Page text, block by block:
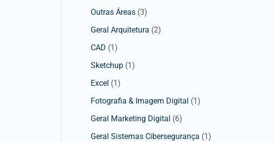
Outras Áreas (3)
Geral Arquitetura (2)
CAD (1)
Sketchup (1)
Excel (1)
Fotografia & Imagem Digital (1)
Geral Marketing Digital (6)
Geral Sistemas Cibersegurança (1)